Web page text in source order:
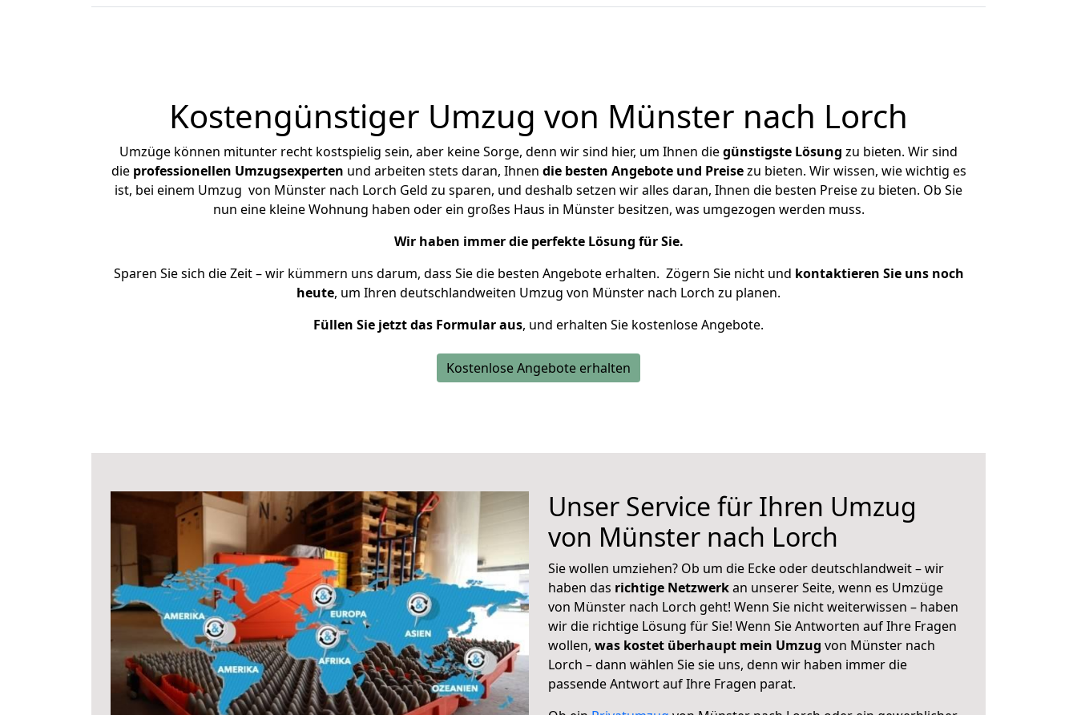
Kostengünstiger Umzug von Münster nach Lorch
Umzüge können mitunter recht kostspielig sein, aber keine Sorge, denn wir sind hier, um Ihnen diegünstigste Lösung zu bieten. Wir sind
die professionellen Umzugsexperten und arbeiten stets daran, Ihnen die besten Angebote und Preisezu bieten. Wir wissen, wie wichtig es
ist, bei einem Umzug von Münster nach Lorch Geld zu sparen, und deshalb setzen wir alles daran, Ihnen die besten Preise zu bieten. Ob Sie
nun eine kleine Wohnung haben oder ein großes Haus in Münster besitzen, was umgezogen werden muss.
Wir haben immer die perfekte Lösung für Sie.
Sparen Sie sich die Zeit – wir kümmern uns darum, dass Sie die besten Angebote erhalten. Zögern Sie nicht und kontaktieren Sie uns noch
heute, um Ihren deutschlandweiten Umzug von Münster nach Lorch zu planen.
Füllen Sie jetzt das Formular aus, und erhalten Sie kostenlose Angebote.
Kostenlose Angebote erhalten
Unser Service für Ihren Umzug
von Münster nach Lorch
Sie wollen umziehen? Ob um die Ecke oder deutschlandweit – wir
haben das richtige Netzwerkan unserer Seite, wenn es Umzüge
von Münster nach Lorch geht! Wenn Sie nicht weiterwissen – haben
wir die richtige Lösung für Sie! Wenn Sie Antworten auf Ihre Fragen
wollen, was kostet überhaupt mein Umzug von Münster nach
Lorch – dann wählen Sie sie uns, denn wir haben immer die
passende Antwort auf Ihre Fragen parat.